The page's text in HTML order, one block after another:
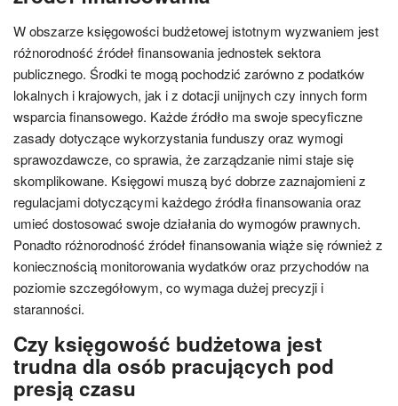
W obszarze księgowości budżetowej istotnym wyzwaniem jest
różnorodność źródeł finansowania jednostek sektora
publicznego. Środki te mogą pochodzić zarówno z podatków
lokalnych i krajowych, jak i z dotacji unijnych czy innych form
wsparcia finansowego. Każde źródło ma swoje specyficzne
zasady dotyczące wykorzystania funduszy oraz wymogi
sprawozdawcze, co sprawia, że zarządzanie nimi staje się
skomplikowane. Księgowi muszą być dobrze zaznajomieni z
regulacjami dotyczącymi każdego źródła finansowania oraz
umieć dostosować swoje działania do wymogów prawnych.
Ponadto różnorodność źródeł finansowania wiąże się również z
koniecznością monitorowania wydatków oraz przychodów na
poziomie szczegółowym, co wymaga dużej precyzji i
staranności.
Czy księgowość budżetowa jest
trudna dla osób pracujących pod
presją czasu